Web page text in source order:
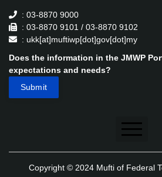
: 03-8870 9000
: 03-8870 9101 / 03-8870 9102
: ukk[at]muftiwp[dot]gov[dot]my
Does the information in the JMWP
expectations and needs?
Disclaimer
Copyright © 2024 Mufti of Federal